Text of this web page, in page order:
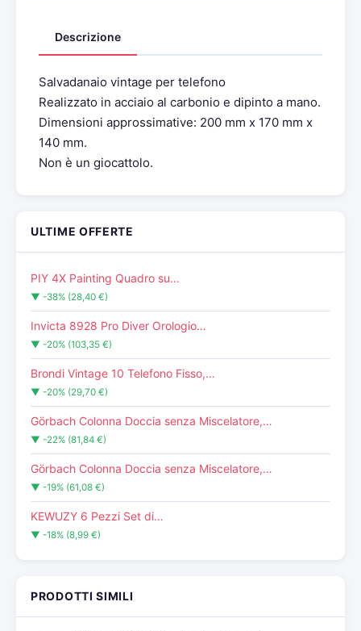
Descrizione
Salvadanaio vintage per telefono
Realizzato in acciaio al carbonio e dipinto a mano.
Dimensioni approssimative: 200 mm x 170 mm x
140 mm.
Non è un giocattolo.
ULTIME OFFERTE
PIY 4X Painting Quadro su…
▼ -38% (28,40 €)
Invicta 8928 Pro Diver Orologio…
▼ -20% (103,35 €)
Brondi Vintage 10 Telefono Fisso,…
▼ -20% (29,70 €)
Görbach Colonna Doccia senza Miscelatore,…
▼ -22% (81,84 €)
Görbach Colonna Doccia senza Miscelatore,…
▼ -19% (61,08 €)
KEWUZY 6 Pezzi Set di…
▼ -18% (8,99 €)
PRODOTTI SIMILI